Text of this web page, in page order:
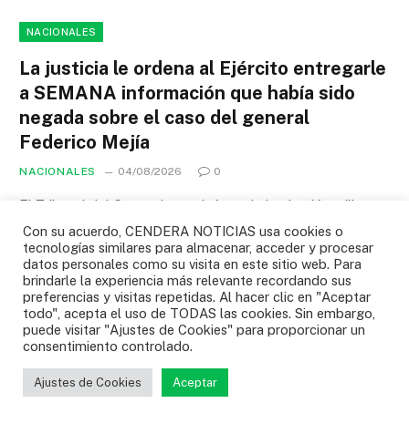
NACIONALES
La justicia le ordena al Ejército entregarle
a SEMANA información que había sido
negada sobre el caso del general
Federico Mejía
NACIONALES 04/08/2026 0
El Tribunal del Cauca determinó que la institución militar no
“demostró que la información era…
Gustavo Puerta confirmó lo de su nuevo
club: “Es cierto” y este es el que más
cerca está de ficharlo
04/08/2026
Colombia ganó histórico oro en voleibol
de los Juegos Centroamericanos y del
Con su acuerdo, CENDERA NOTICIAS usa cookies o
tecnologías similares para almacenar, acceder y procesar
datos personales como su visita en este sitio web. Para
brindarle la experiencia más relevante recordando sus
preferencias y visitas repetidas. Al hacer clic en "Aceptar
todo", acepta el uso de TODAS las cookies. Sin embargo,
puede visitar "Ajustes de Cookies" para proporcionar un
consentimiento controlado.
Ajustes de Cookies Aceptar